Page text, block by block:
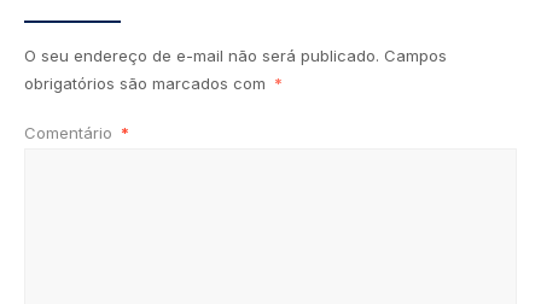
O seu endereço de e-mail não será publicado. Campos
obrigatórios são marcados com *
Comentário *